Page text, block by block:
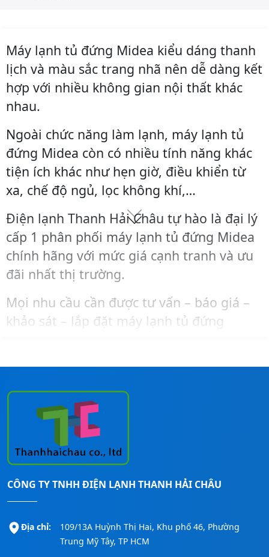
Máy lạnh tủ đứng Midea kiểu dáng thanh
lịch và màu sắc trang nhã nên dễ dàng kết
hợp với nhiều không gian nội thất khác
nhau.
Ngoài chức năng làm lạnh, máy lạnh tủ
đứng Midea còn có nhiều tính năng khác
tiện ích khác như hẹn giờ, điều khiển từ
xa, chế độ ngủ, lọc không khí,…
Điện lạnh Thanh Hải Châu tự hào là đại lý
cấp 1 phân phối máy lạnh tủ đứng Midea
chính hãng với mức giá cạnh tranh và ưu
đãi nhất thị trường.
Mọi nhu cầu cần được tư vấn – báo giá –
khảo sát – lắp đặt máy lạnh tủ đứng
CÔNG TY TNHH ĐIỆN LẠNH THANH HẢI CHÂU
Địa chỉ:
109/13A Huỳnh Thị Hai, Khu phố 46, Phường
Trung Mỹ Tây, TP HCM